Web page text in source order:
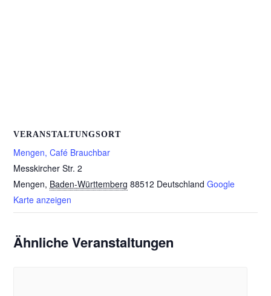
VERANSTALTUNGSORT
Mengen, Café Brauchbar
Messkircher Str. 2
Mengen, Baden-Württemberg 88512 Deutschland Google
Karte anzeigen
Ähnliche Veranstaltungen